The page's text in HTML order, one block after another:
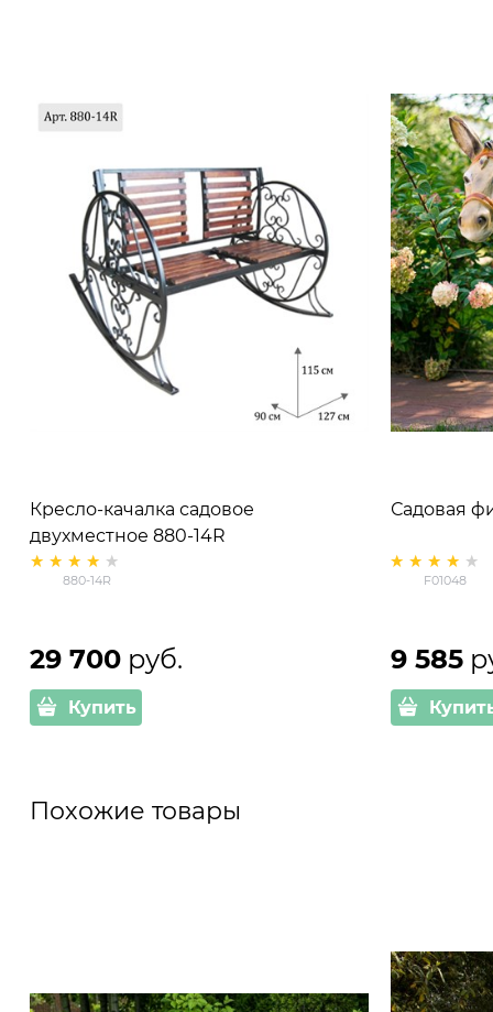
Кресло-качалка садовое
двухместное 880-14R
880-14R
29 700 руб.
Купить
Садовая
F01048
9 585
Похожие товары